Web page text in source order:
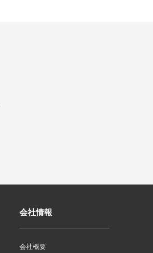
会社情報
会社概要